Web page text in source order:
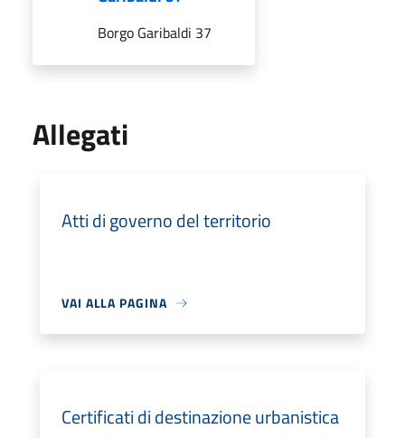
Borgo Garibaldi 37
Allegati
Atti di governo del territorio
VAI ALLA PAGINA
Certificati di destinazione urbanistica